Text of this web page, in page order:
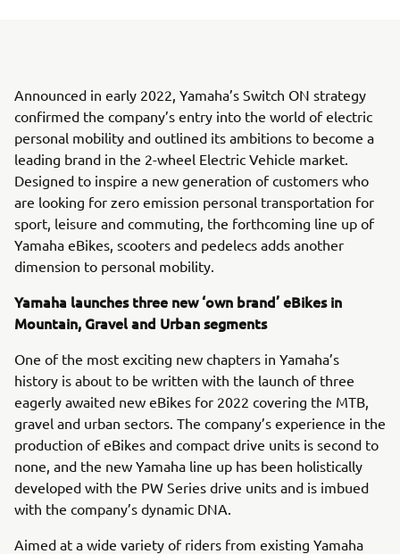
Announced in early 2022, Yamaha’s Switch ON strategy
confirmed the company’s entry into the world of electric
personal mobility and outlined its ambitions to become a
leading brand in the 2-wheel Electric Vehicle market.
Designed to inspire a new generation of customers who
are looking for zero emission personal transportation for
sport, leisure and commuting, the forthcoming line up of
Yamaha eBikes, scooters and pedelecs adds another
dimension to personal mobility.
Yamaha launches three new ‘own brand’ eBikes in
Mountain, Gravel and Urban segments
One of the most exciting new chapters in Yamaha’s
history is about to be written with the launch of three
eagerly awaited new eBikes for 2022 covering the MTB,
gravel and urban sectors. The company’s experience in the
production of eBikes and compact drive units is second to
none, and the new Yamaha line up has been holistically
developed with the PW Series drive units and is imbued
with the company’s dynamic DNA.
Aimed at a wide variety of riders from existing Yamaha